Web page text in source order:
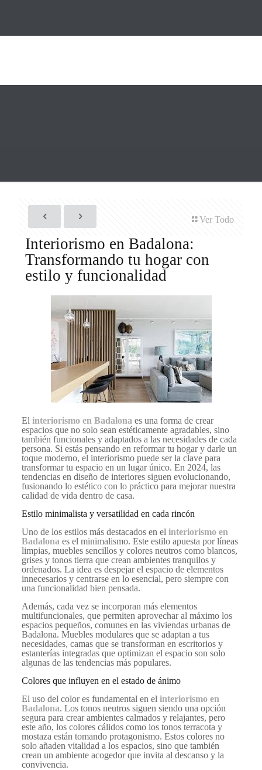
Ver Todo
Interiorismo en Badalona:
Transformando tu hogar con
estilo y funcionalidad
El interiorismo en Badalona es una forma de crear
espacios que no solo sean estéticamente agradables, sino
también funcionales y adaptados a las necesidades de cada
persona. Si estás pensando en reformar tu hogar y darle un
toque moderno, el interiorismo puede ser la clave para
transformar tu espacio en un lugar único. En 2024, las
tendencias en diseño de interiores siguen evolucionando,
fusionando lo estético con lo práctico para mejorar nuestra
calidad de vida dentro de casa.
Estilo minimalista y versatilidad en cada rincón
Uno de los estilos más destacados en el interiorismo en
Badalona es el minimalismo. Este estilo apuesta por líneas
limpias, muebles sencillos y colores neutros como blancos,
grises y tonos tierra que crean ambientes tranquilos y
ordenados. La idea es despejar el espacio de elementos
innecesarios y centrarse en lo esencial, pero siempre con
una funcionalidad bien pensada.
Además, cada vez se incorporan más elementos
multifuncionales, que permiten aprovechar al máximo los
espacios pequeños, comunes en las viviendas urbanas de
Badalona. Muebles modulares que se adaptan a tus
necesidades, camas que se transforman en escritorios y
estanterías integradas que optimizan el espacio son solo
algunas de las tendencias más populares.
Colores que influyen en el estado de ánimo
El uso del color es fundamental en el interiorismo en
Badalona. Los tonos neutros siguen siendo una opción
segura para crear ambientes calmados y relajantes, pero
este año, los colores cálidos como los tonos terracota y
mostaza están tomando protagonismo. Estos colores no
solo añaden vitalidad a los espacios, sino que también
crean un ambiente acogedor que invita al descanso y la
convivencia.